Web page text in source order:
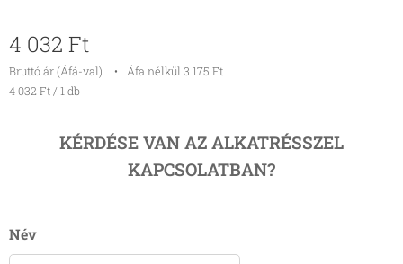
4 032 Ft
Bruttó ár (Áfá-val)
Áfa nélkül 3 175 Ft
4 032 Ft / 1 db
KÉRDÉSE VAN AZ ALKATRÉSSZEL
KAPCSOLATBAN?
Név